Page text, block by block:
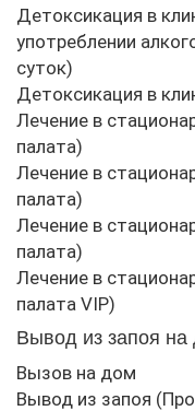
Детоксикация в
употреблении
суток)
Детоксикация в
Лечение в
палата)
Лечение в
палата)
Лечение в
палата)
Лечение в
палата VIP)
Вывод из запоя на
Вызов на дом
Вывод из запоя